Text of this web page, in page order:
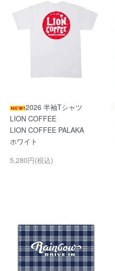
2026 半袖Tシャツ
LION COFFEE
LION COFFEE PALAKA
ホワイト
5,280円(税込)